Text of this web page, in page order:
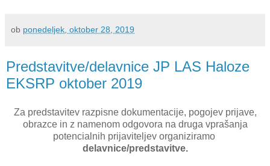
ob ponedeljek, oktober 28, 2019
Predstavitve/delavnice JP LAS Haloze
EKSRP oktober 2019
Za predstavitev razpisne dokumentacije, pogojev prijave,
obrazce in z namenom odgovora na druga vprašanja
potencialnih prijaviteljev organiziramo
delavnice/predstavitve.